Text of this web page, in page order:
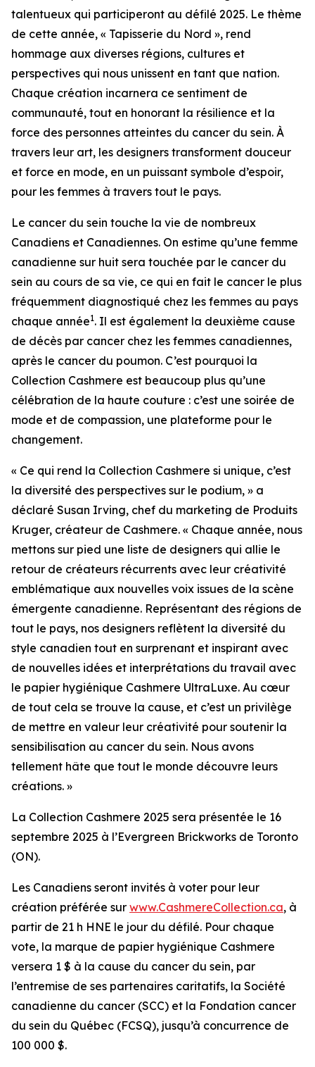
talentueux qui participeront au défilé 2025. Le thème
de cette année, « Tapisserie du Nord », rend
hommage aux diverses régions, cultures et
perspectives qui nous unissent en tant que nation.
Chaque création incarnera ce sentiment de
communauté, tout en honorant la résilience et la
force des personnes atteintes du cancer du sein. À
travers leur art, les designers transforment douceur
et force en mode, en un puissant symbole d’espoir,
pour les femmes à travers tout le pays.
Le cancer du sein touche la vie de nombreux
Canadiens et Canadiennes. On estime qu’une femme
canadienne sur huit sera touchée par le cancer du
sein au cours de sa vie, ce qui en fait le cancer le plus
fréquemment diagnostiqué chez les femmes au pays
chaque année1. Il est également la deuxième cause
de décès par cancer chez les femmes canadiennes,
après le cancer du poumon. C’est pourquoi la
Collection Cashmere est beaucoup plus qu’une
célébration de la haute couture : c’est une soirée de
mode et de compassion, une plateforme pour le
changement.
« Ce qui rend la Collection Cashmere si unique, c’est
la diversité des perspectives sur le podium, » a
déclaré Susan Irving, chef du marketing de Produits
Kruger, créateur de Cashmere. « Chaque année, nous
mettons sur pied une liste de designers qui allie le
retour de créateurs récurrents avec leur créativité
emblématique aux nouvelles voix issues de la scène
émergente canadienne. Représentant des régions de
tout le pays, nos designers reflètent la diversité du
style canadien tout en surprenant et inspirant avec
de nouvelles idées et interprétations du travail avec
le papier hygiénique Cashmere UltraLuxe. Au cœur
de tout cela se trouve la cause, et c’est un privilège
de mettre en valeur leur créativité pour soutenir la
sensibilisation au cancer du sein. Nous avons
tellement hâte que tout le monde découvre leurs
créations. »
La Collection Cashmere 2025 sera présentée le 16
septembre 2025 à l’Evergreen Brickworks de Toronto
(ON).
Les Canadiens seront invités à voter pour leur
création préférée sur www.CashmereCollection.ca, à
partir de 21 h HNE le jour du défilé. Pour chaque
vote, la marque de papier hygiénique Cashmere
versera 1 $ à la cause du cancer du sein, par
l’entremise de ses partenaires caritatifs, la Société
canadienne du cancer (SCC) et la Fondation cancer
du sein du Québec (FCSQ), jusqu’à concurrence de
100 000 $.